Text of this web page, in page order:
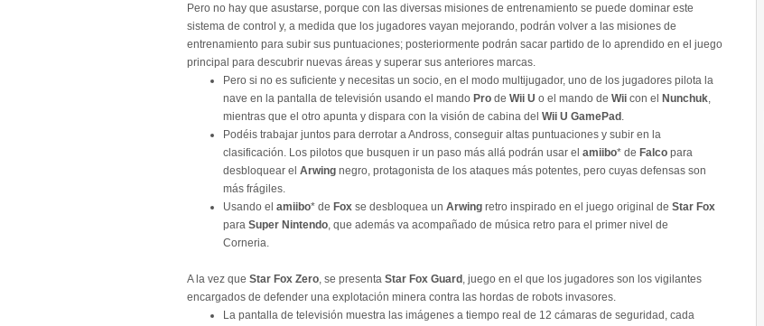
Pero no hay que asustarse, porque con las diversas misiones de entrenamiento se puede dominar este
sistema de control y, a medida que los jugadores vayan mejorando, podrán volver a las misiones de
entrenamiento para subir sus puntuaciones; posteriormente podrán sacar partido de lo aprendido en el juego
principal para descubrir nuevas áreas y superar sus anteriores marcas.
Pero si no es suficiente y necesitas un socio, en el modo multijugador, uno de los jugadores pilota la
nave en la pantalla de televisión usando el mando Pro de Wii U o el mando de Wii con el Nunchuk,
mientras que el otro apunta y dispara con la visión de cabina del Wii U GamePad .
Podéis trabajar juntos para derrotar a Andross, conseguir altas puntuaciones y subir en la
clasificación. Los pilotos que busquen ir un paso más allá podrán usar el amiibo* de Falco para
desbloquear el Arwing negro, protagonista de los ataques más potentes, pero cuyas defensas son
más frágiles.
Usando el amiibo* de Fox se desbloquea un Arwing retro inspirado en el juego original de Star Fox
para Super Nintendo, que además va acompañado de música retro para el primer nivel de
Corneria.
A la vez que Star Fox Zero, se presenta Star Fox Guard , juego en el que los jugadores son los vigilantes
encargados de defender una explotación minera contra las hordas de robots invasores.
La pantalla de televisión muestra las imágenes a tiempo real de 12 cámaras de seguridad, cada